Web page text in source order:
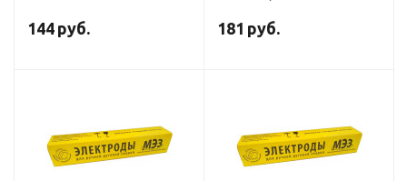
144 руб. 181 руб.